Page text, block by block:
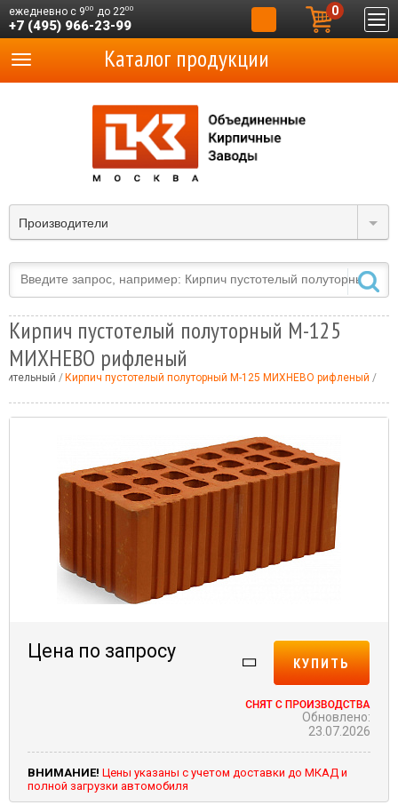
ежедневно с 900 до 2200
+7 (495) 966-23-99
0
Производители
Каталог продукции
Кирпич пустотелый полуторный М-125
МИХНЕВО рифленый
Кирпич пустотелый полуторный М-125 МИХНЕВО рифленый
Цена по запросу
КУПИТЬ
Обновлено:
23.07.2026
ВНИМАНИЕ! Цены указаны с учетом доставки до МКАД и
полной загрузки автомобиля